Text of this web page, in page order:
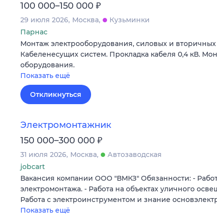
100 000–150 000 ₽
29 июля 2026 Москва
Кузьминки
Парнас
Монтаж электрооборудования, силовых и вторичных
Кабеленесущих систем. Прокладка кабеля 0,4 кВ.
оборудования.
Показать ещё
Откликнуться
Электромонтажник
150 000–300 000 ₽
31 июля 2026 Москва
Автозаводская
jobcart
Вакансия компании ООО "ВМКЗ" Обязанности: -
электромонтажа. - Работа на объектах уличного
Работа с электроинструментом и знание
Показать ещё